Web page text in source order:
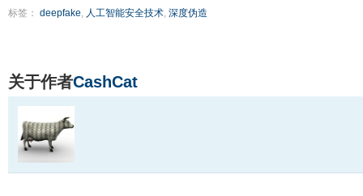
标签： deepfake, 人工智能安全技术, 深度伪造
关于作者CashCat